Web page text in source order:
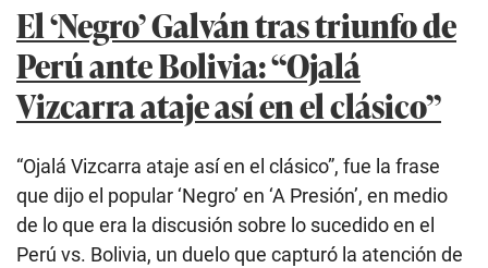
El ‘Negro’ Galván tras triunfo de
Perú ante Bolivia: “Ojalá
Vizcarra ataje así en el clásico”
“Ojalá Vizcarra ataje así en el clásico”, fue la frase
que dijo el popular ‘Negro’ en ‘A Presión’, en medio
de lo que era la discusión sobre lo sucedido en el
Perú vs. Bolivia, un duelo que capturó la atención de